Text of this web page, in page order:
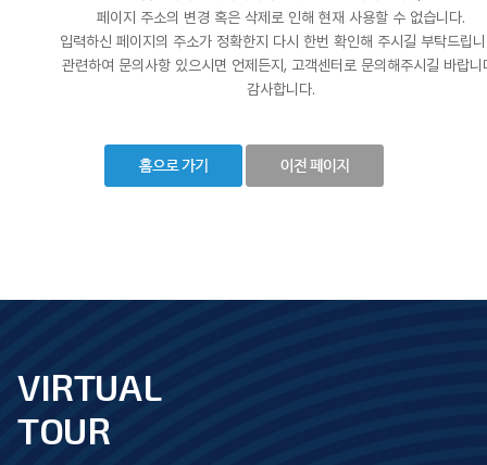
페이지 주소의 변경 혹은 삭제로 인해 현재 사용할 수 없습니다.
입력하신 페이지의 주소가 정확한지 다시 한번 확인해 주시길 부탁드립
관련하여 문의사항 있으시면 언제든지, 고객센터로 문의해주시길 바랍니
감사합니다.
footer
VIRTUAL
TOUR